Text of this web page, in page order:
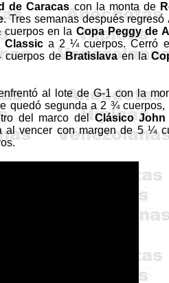
de Caracascon la monta de
. Tres semanas después regresó
en la CopaPeggyde
Classica 2 ¼ cuerpos. Cerró
cuerpos deBratislavaen la
al lote de G-1 con la
quedó segunda a 2 ¾ cuerpos,
del marco delClásico John
vencer con margen de 5 ¼